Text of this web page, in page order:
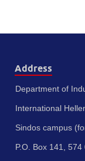
Address
Department of
International
Sindos campus
P.O. Box 141, 574